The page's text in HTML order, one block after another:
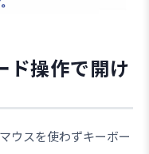
ド操作で開け
ウスを使わずキーボー